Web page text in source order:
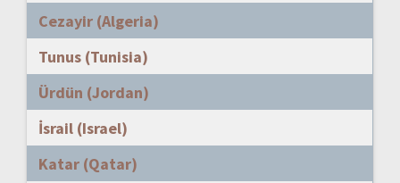
Cezayir (Algeria)
Tunus (Tunisia)
Ürdün (Jordan)
İsrail (Israel)
Katar (Qatar)